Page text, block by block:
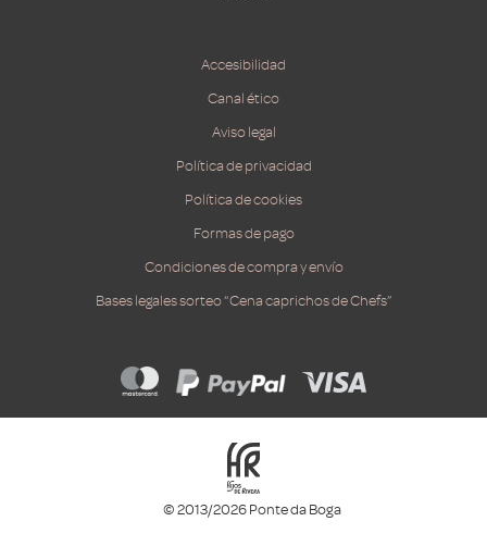
Accesibilidad
Canal ético
Aviso legal
Política de privacidad
Política de cookies
Formas de pago
Condiciones de compra y envío
Bases legales sorteo “Cena caprichos de Chefs”
© 2013/2026 Ponte da Boga